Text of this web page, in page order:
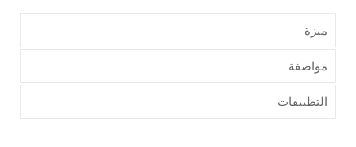
ميزة
مواصفة
التطبيقات